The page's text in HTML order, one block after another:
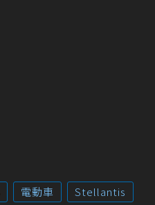
電動車
Stellantis